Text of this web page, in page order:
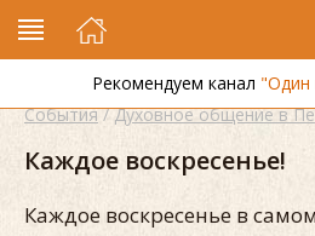
Рекомендуем канал "Один
События/Духовное общение в
Каждое воскресенье!
Каждое воскресенье в